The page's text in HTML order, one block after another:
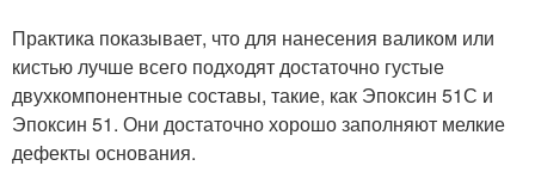
Практика показывает, что для нанесения валиком или
кистью лучше всего подходят достаточно густые
двухкомпонентные составы, такие, как Эпоксин 51С и
Эпоксин 51. Они достаточно хорошо заполняют мелкие
дефекты основания.